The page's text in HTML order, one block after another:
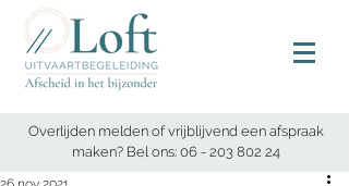
Overlijden melden of vrijblijvend een afspraak
maken? Bel ons: 06 - 203 802 24